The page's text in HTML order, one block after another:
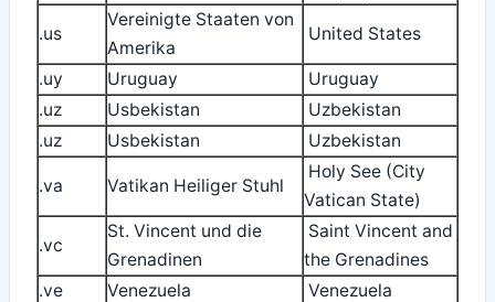
.us
Vereinigte Staaten von
Amerika
United States
.uy Uruguay
Uruguay
.uz
Usbekistan
Uzbekistan
.uz
Usbekistan Uzbekistan
.va Vatikan Heiliger Stuhl
Holy See (City
Vatican State)
.vc
St. Vincent und die
Grenadinen
Saint Vincent and
the Grenadines
.ve
Venezuela Venezuela